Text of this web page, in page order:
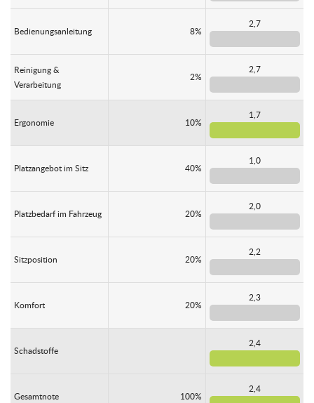
Bedienungsanleitung 8%
2,7
Reinigung &
Verarbeitung
2%
2,7
Ergonomie 10%
1,7
Platzangebot im Sitz 40%
1,0
Platzbedarf im Fahrzeug 20%
2,0
Sitzposition 20%
2,2
Komfort 20%
2,3
Schadstoffe
2,4
Gesamtnote 100%
2,4